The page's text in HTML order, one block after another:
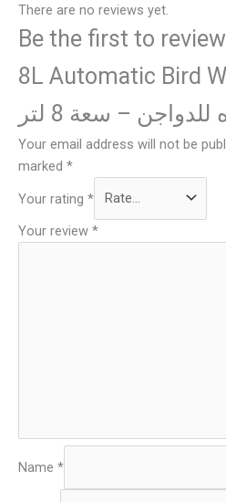
There are no reviews yet.
Be the first to
8L Automatic Bird
Your email address will not be
marked *
Your rating *
Your review *
Name *